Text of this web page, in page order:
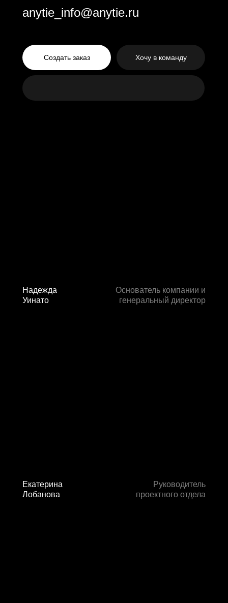
anytie_info@anytie.ru
Хочу в команду
Создать заказ
Надежда
Уинато
Основатель компании и
генеральный директор
Екатерина
Лобанова
Руководитель
проектного отдела